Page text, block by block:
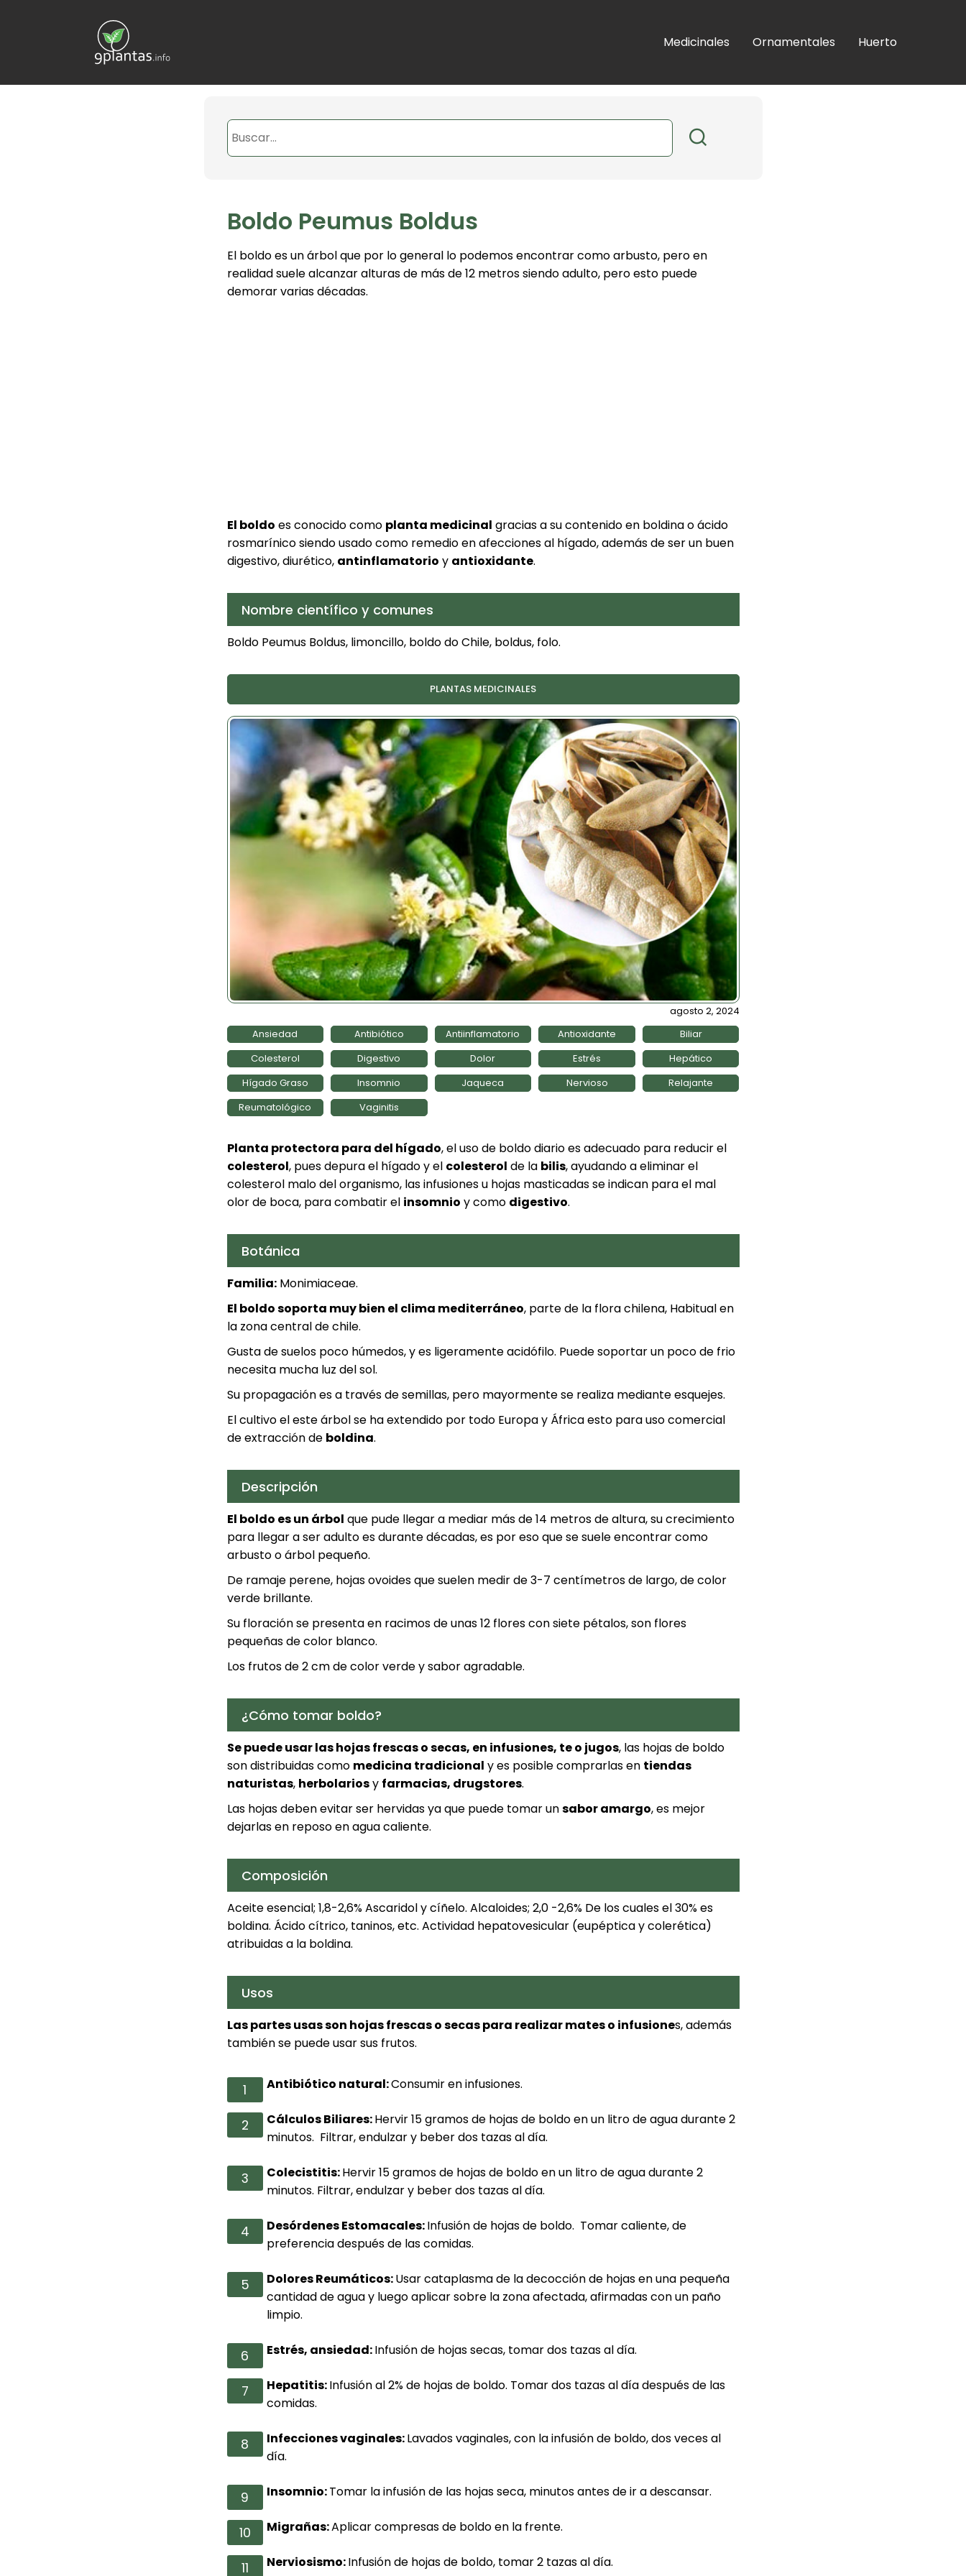
Medicinales Ornamentales Huerto
Boldo Peumus Boldus
El boldo es un árbol que por lo general lo podemos encontrar como arbusto, pero en
realidad suele alcanzar alturas de más de 12 metros siendo adulto, pero esto puede
demorar varias décadas.
El boldo es conocido como planta medicinal gracias a su contenido en boldina o ácido
rosmarínico siendo usado como remedio en afecciones al hígado, además de ser un buen
digestivo, diurético, antinflamatorio y antioxidante.
Nombre científico y comunes
Boldo Peumus Boldus, limoncillo, boldo do Chile, boldus, folo.
PLANTAS MEDICINALES
agosto 2, 2024
Ansiedad
Antibiótico Antiinflamatorio Antioxidante
Biliar
Colesterol
Digestivo Dolor Estrés
Hepático
Hígado Graso
Insomnio Jaqueca Nervioso
Relajante
Reumatológico
Vaginitis
Planta protectora para del hígado, el uso de boldo diario es adecuado para reducir el
colesterol, pues depura el hígado y el colesterol de la bilis, ayudando a eliminar el
colesterol malo del organismo, las infusiones u hojas masticadas se indican para el mal
olor de boca, para combatir el insomnio y como digestivo.
Botánica
Familia:Monimiaceae.
El boldo soporta muy bien el clima mediterráneo, parte de la flora chilena, Habitual en
la zona central de chile.
Gusta de suelos poco húmedos, y es ligeramente acidófilo. Puede soportar un poco de frio
necesita mucha luz del sol.
Su propagación es a través de semillas, pero mayormente se realiza mediante esquejes.
El cultivo el este árbol se ha extendido por todo Europa y África esto para uso comercial
de extracción de boldina.
Descripción
El boldo es un árbol que pude llegar a mediar más de 14 metros de altura, su crecimiento
para llegar a ser adulto es durante décadas, es por eso que se suele encontrar como
arbusto o árbol pequeño.
De ramaje perene, hojas ovoides que suelen medir de 3-7 centímetros de largo, de color
verde brillante.
Su floración se presenta en racimos de unas 12 flores con siete pétalos, son flores
pequeñas de color blanco.
Los frutos de 2 cm de color verde y sabor agradable.
¿Cómo tomar boldo?
Se puede usar las hojas frescas o secas, en infusiones, te o jugos, las hojas de boldo
son distribuidas como medicina tradicional y es posible comprarlas en tiendas
naturistas, herbolariosy farmacias, drugstores.
Las hojas deben evitar ser hervidas ya que puede tomar unsabor amargo, es mejor
dejarlas en reposo en agua caliente.
Composición
Aceite esencial; 1,8-2,6% Ascaridol y cíñelo. Alcaloides; 2,0 -2,6% De los cuales el 30% es
boldina. Ácido cítrico, taninos, etc. Actividad hepatovesicular (eupéptica y colerética)
atribuidas a la boldina.
Usos
Las partes usas son hojas frescas o secas para realizar mates o infusiones, además
también se puede usar sus frutos.
Antibiótico natural:Consumir en infusiones.
Cálculos Biliares:Hervir 15 gramos de hojas de boldo en un litro de agua durante 2
minutos. Filtrar, endulzar y beber dos tazas al día.
Colecistitis:Hervir 15 gramos de hojas de boldo en un litro de agua durante 2
minutos. Filtrar, endulzar y beber dos tazas al día.
Desórdenes Estomacales:Infusión de hojas de boldo. Tomar caliente, de
preferencia después de las comidas.
Dolores Reumáticos:Usar cataplasma de la decocción de hojas en una pequeña
cantidad de agua y luego aplicar sobre la zona afectada, afirmadas con un paño
limpio.
Estrés, ansiedad:Infusión de hojas secas, tomar dos tazas al día.
Hepatitis:Infusión al 2% de hojas de boldo. Tomar dos tazas al día después de las
comidas.
Infecciones vaginales:Lavados vaginales, con la infusión de boldo, dos veces al
día.
Insomnio:Tomar la infusión de las hojas seca, minutos antes de ir a descansar.
Migrañas:Aplicar compresas de boldo en la frente.
Nerviosismo:Infusión de hojas de boldo, tomar 2 tazas al día.